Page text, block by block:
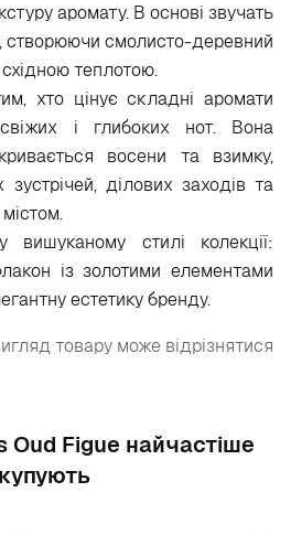
аромату. В основі звучать
створюючи смолисто-деревний
теплотою.
хто цінує складні аромати
і глибоких нот. Вона
восени та взимку,
ділових заходів та
стилі колекції:
із золотими елементами
естетику бренду.
товару може відрізнятися
Oud Figue найчастіше
купують